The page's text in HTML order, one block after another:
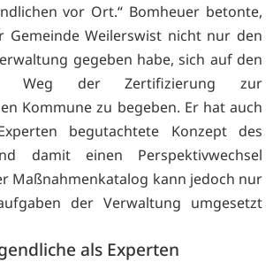
vor Ort.“ Bomheuer betonte,
Gemeinde Weilerswist nicht nur den
gegeben habe, sich auf den
Weg der Zertifizierung zur
Kommune zu begeben. Er hat auch
begutachtete Konzept des
damit einen Perspektivwechsel
Maßnahmenkatalog kann jedoch nur
der Verwaltung umgesetzt
als Experten